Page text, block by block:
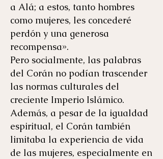
a Alá; a estos, tanto hombres
como mujeres, les concederé
perdón y una generosa
recompensa».
Pero socialmente, las palabras
del Corán no podían trascender
las normas culturales del
creciente Imperio Islámico.
Además, a pesar de la igualdad
espiritual, el Corán también
limitaba la experiencia de vida
de las mujeres, especialmente en